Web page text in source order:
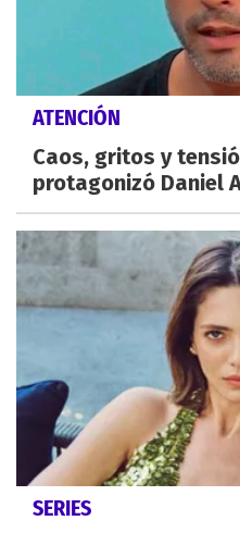
ATENCIÓN
Caos, gritos y
protagonizó Daniel
SERIES